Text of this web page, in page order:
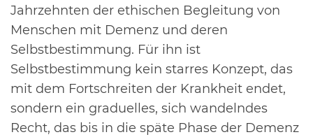
Jahrzehnten der ethischen Begleitung von
Menschen mit Demenz und deren
Selbstbestimmung. Für ihn ist
Selbstbestimmung kein starres Konzept, das
mit dem Fortschreiten der Krankheit endet,
sondern ein graduelles, sich wandelndes
Recht, das bis in die späte Phase der Demenz